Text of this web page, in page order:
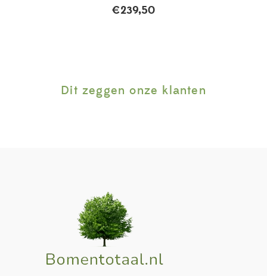
€239,50
Dit zeggen onze klanten